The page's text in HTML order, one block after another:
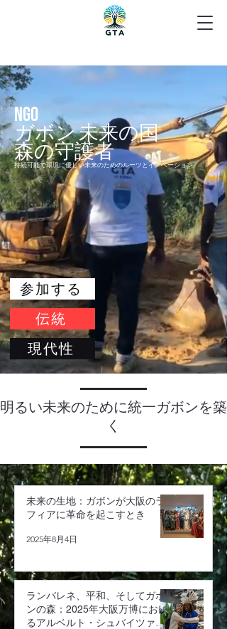
NGO
ガボン 未来の国
森の守護者
持続可能で環境に優しい未来のためのルーツとイノベーション
参加する
伝統
現代性
明るい未来のために統一ガボンを築
く
未来の生地：ガボンが大阪のラ
フィアに革命を起こすとき
2025年8月4日
ランバレネ、平和、そしてガボ
ンの森：2025年大阪万博におけ
るアルベルト・シュバイツァー